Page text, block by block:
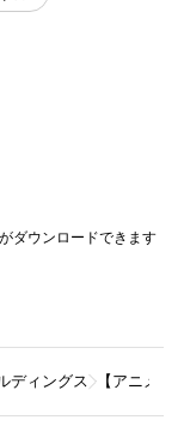
ダウンロードできます
ディングス 【アニメ